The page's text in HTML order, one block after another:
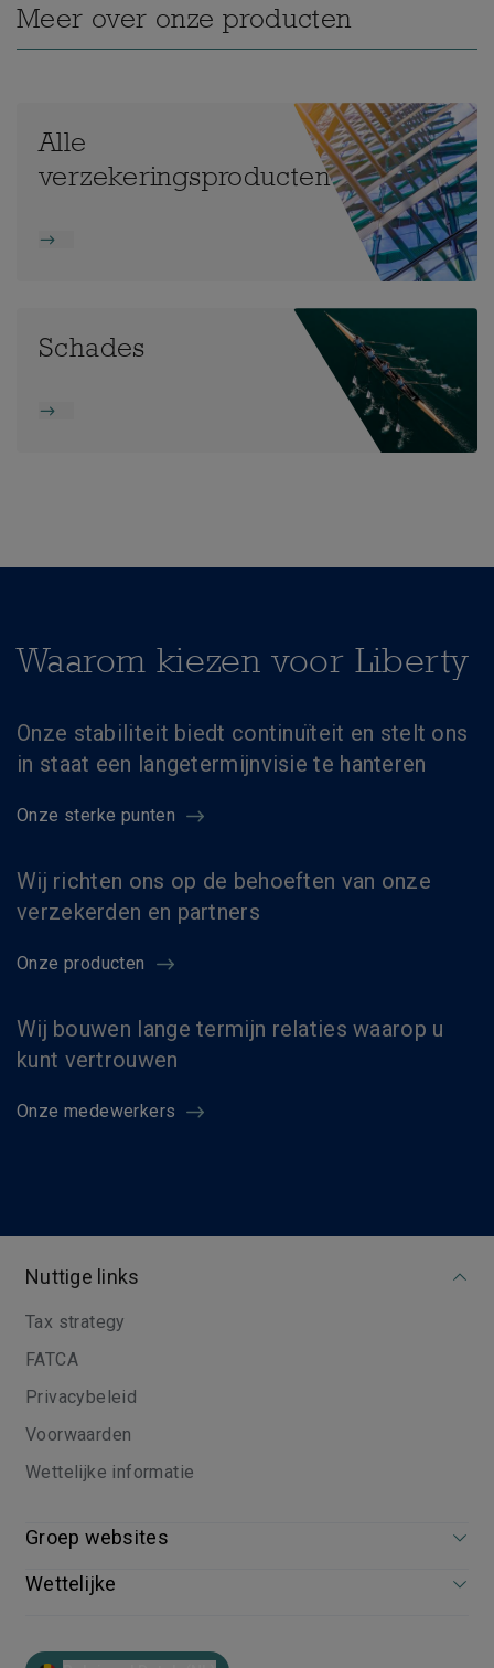
Meer over onze producten
Alle
verzekeringsproducten
Schades
Waarom kiezen voor Liberty
Onze stabiliteit biedt continuïteit en stelt ons
in staat een langetermijnvisie te hanteren
Onze sterke punten
Wij richten ons op de behoeften van onze
verzekerden en partners
Onze producten
Wij bouwen lange termijn relaties waarop u
kunt vertrouwen
Onze medewerkers
Nuttige links
Tax strategy
FATCA
Privacybeleid
Voorwaarden
Wettelijke informatie
Groep websites
Wettelijke